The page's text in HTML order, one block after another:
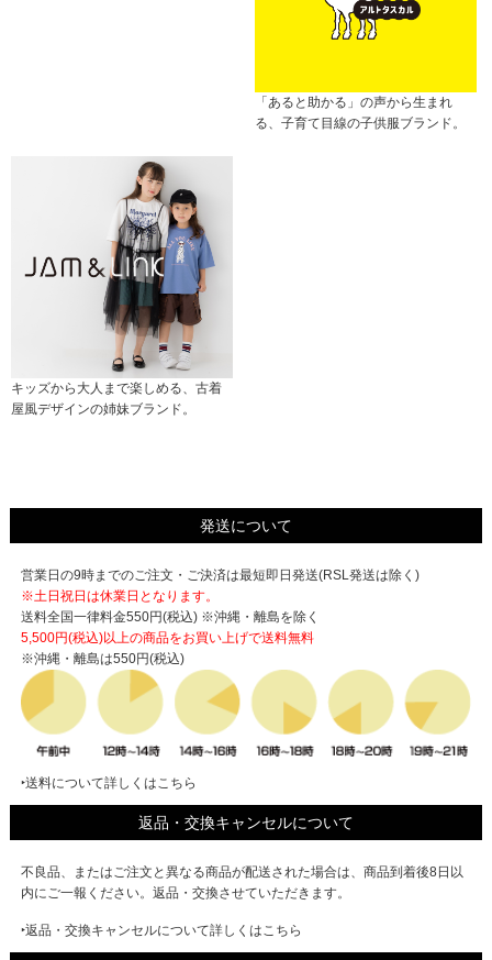
「あると助かる」の声から生まれ
る、子育て目線の子供服ブランド。
キッズから大人まで楽しめる、古着
屋風デザインの姉妹ブランド。
発送について
営業日の9時までのご注文・ご決済は最短即日発送(RSL発送は除く)
※土日祝日は休業日となります。
送料全国一律料金550円(税込) ※沖縄・離島を除く
5,500円(税込)以上の商品をお買い上げで送料無料
※沖縄・離島は550円(税込)
‣送料について詳しくはこちら
返品・交換キャンセルについて
不良品、またはご注文と異なる商品が配送された場合は、商品到着後8日以
内にご一報ください。返品・交換させていただきます。
‣返品・交換キャンセルについて詳しくはこちら